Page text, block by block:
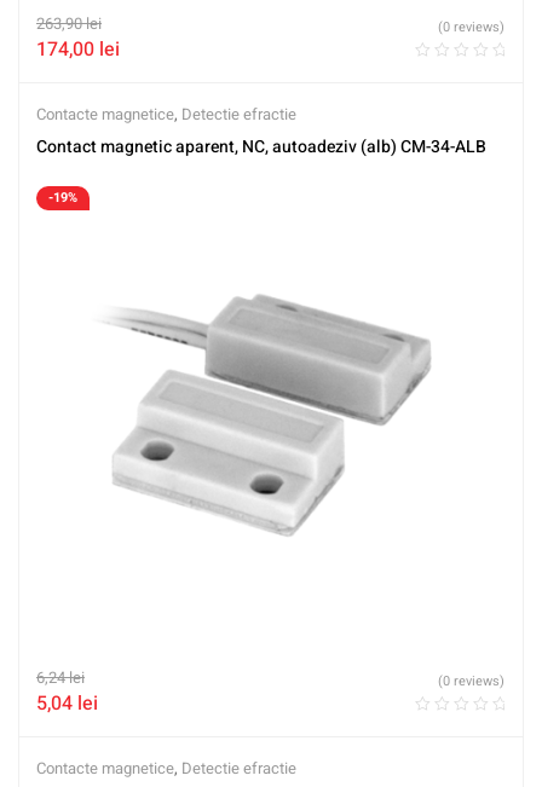
263,90lei
174,00 lei
(0 reviews)
Contacte magnetice, Detectie efractie
Contact magnetic aparent, NC, autoadeziv (alb) CM-34-ALB
-19%
6,24lei
5,04 lei
(0 reviews)
Contacte magnetice, Detectie efractie